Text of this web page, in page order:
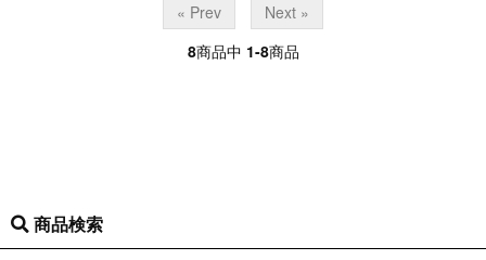
« Prev
Next »
8商品中 1-8商品
商品検索